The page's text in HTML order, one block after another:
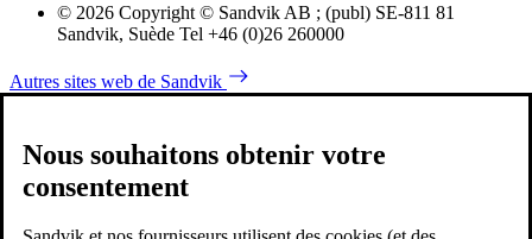
© 2026 Copyright © Sandvik AB ; (publ) SE-811 81
Sandvik, Suède Tel +46 (0)26 260000
Autres sites web de Sandvik
Nous souhaitons obtenir votre
consentement